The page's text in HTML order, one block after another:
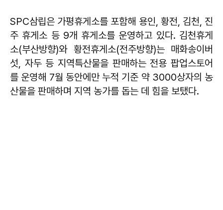
SPC삼립은 가평휴게소를 포함해 용인, 황전, 김천, 진
주 휴게소 등 9개 휴게소를 운영하고 있다. 김천휴게
소(부산방향)와 황전휴게소(전주방향)는 매화송이버
섯, 자두 등 지역특산물을 판매하는 전용 팝업스토어
를 운영해 7월 동안에만 누적 기준 약 3000상자의 농
산물을 판매하며 지역 농가를 돕는 데 힘을 보탰다.